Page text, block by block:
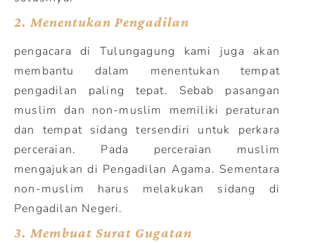
2. Menentukan Pengadilan
pengacara di Tulungagung kami juga akan
membantu dalam menentukan tempat
pengadilan paling tepat. Sebab pasangan
muslim dan non-muslim memiliki peraturan
dan tempat sidang tersendiri untuk perkara
perceraian. Pada perceraian muslim
mengajukan di Pengadilan Agama. Sementara
non-muslim harus melakukan sidang di
Pengadilan Negeri.
3. Membuat Surat Gugatan